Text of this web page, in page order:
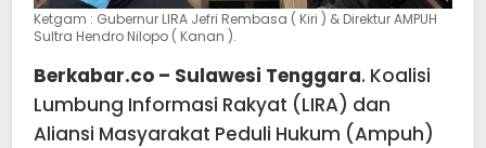
Ketgam : Gubernur LIRA Jefri Rembasa ( Kiri ) & Direktur AMPUH
Sultra Hendro Nilopo ( Kanan ).
Berkabar.co – Sulawesi Tenggara. Koalisi
Lumbung Informasi Rakyat (LIRA) dan
Aliansi Masyarakat Peduli Hukum (Ampuh)